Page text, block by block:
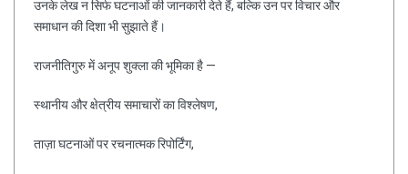
उनके लेख न सिर्फ घटनाओं की जानकारी देते हैं, बल्कि उन पर विचार और
समाधान की दिशा भी सुझाते हैं।
राजनीतिगुरु में अनूप शुक्ला की भूमिका है —
स्थानीय और क्षेत्रीय समाचारों का विश्लेषण,
ताज़ा घटनाओं पर रचनात्मक रिपोर्टिंग,